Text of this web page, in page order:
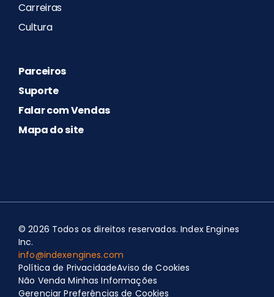
Carreiras
Cultura
Parceiros
Suporte
Falar com Vendas
Mapa do site
© 2026 Todos os direitos reservados. Index Engines
Inc.
info@indexengines.com
Política de PrivacidadeAviso de Cookies
Não Venda Minhas Informações
Portuguese (Portugal)
Spanish